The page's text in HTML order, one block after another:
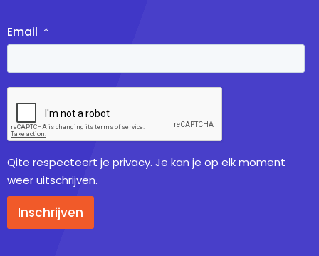
Email *
Qite respecteert je privacy. Je kan je op elk moment
weer uitschrijven.
Inschrijven